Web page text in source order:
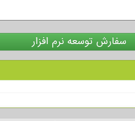
سفارش توسعه نرم افزار